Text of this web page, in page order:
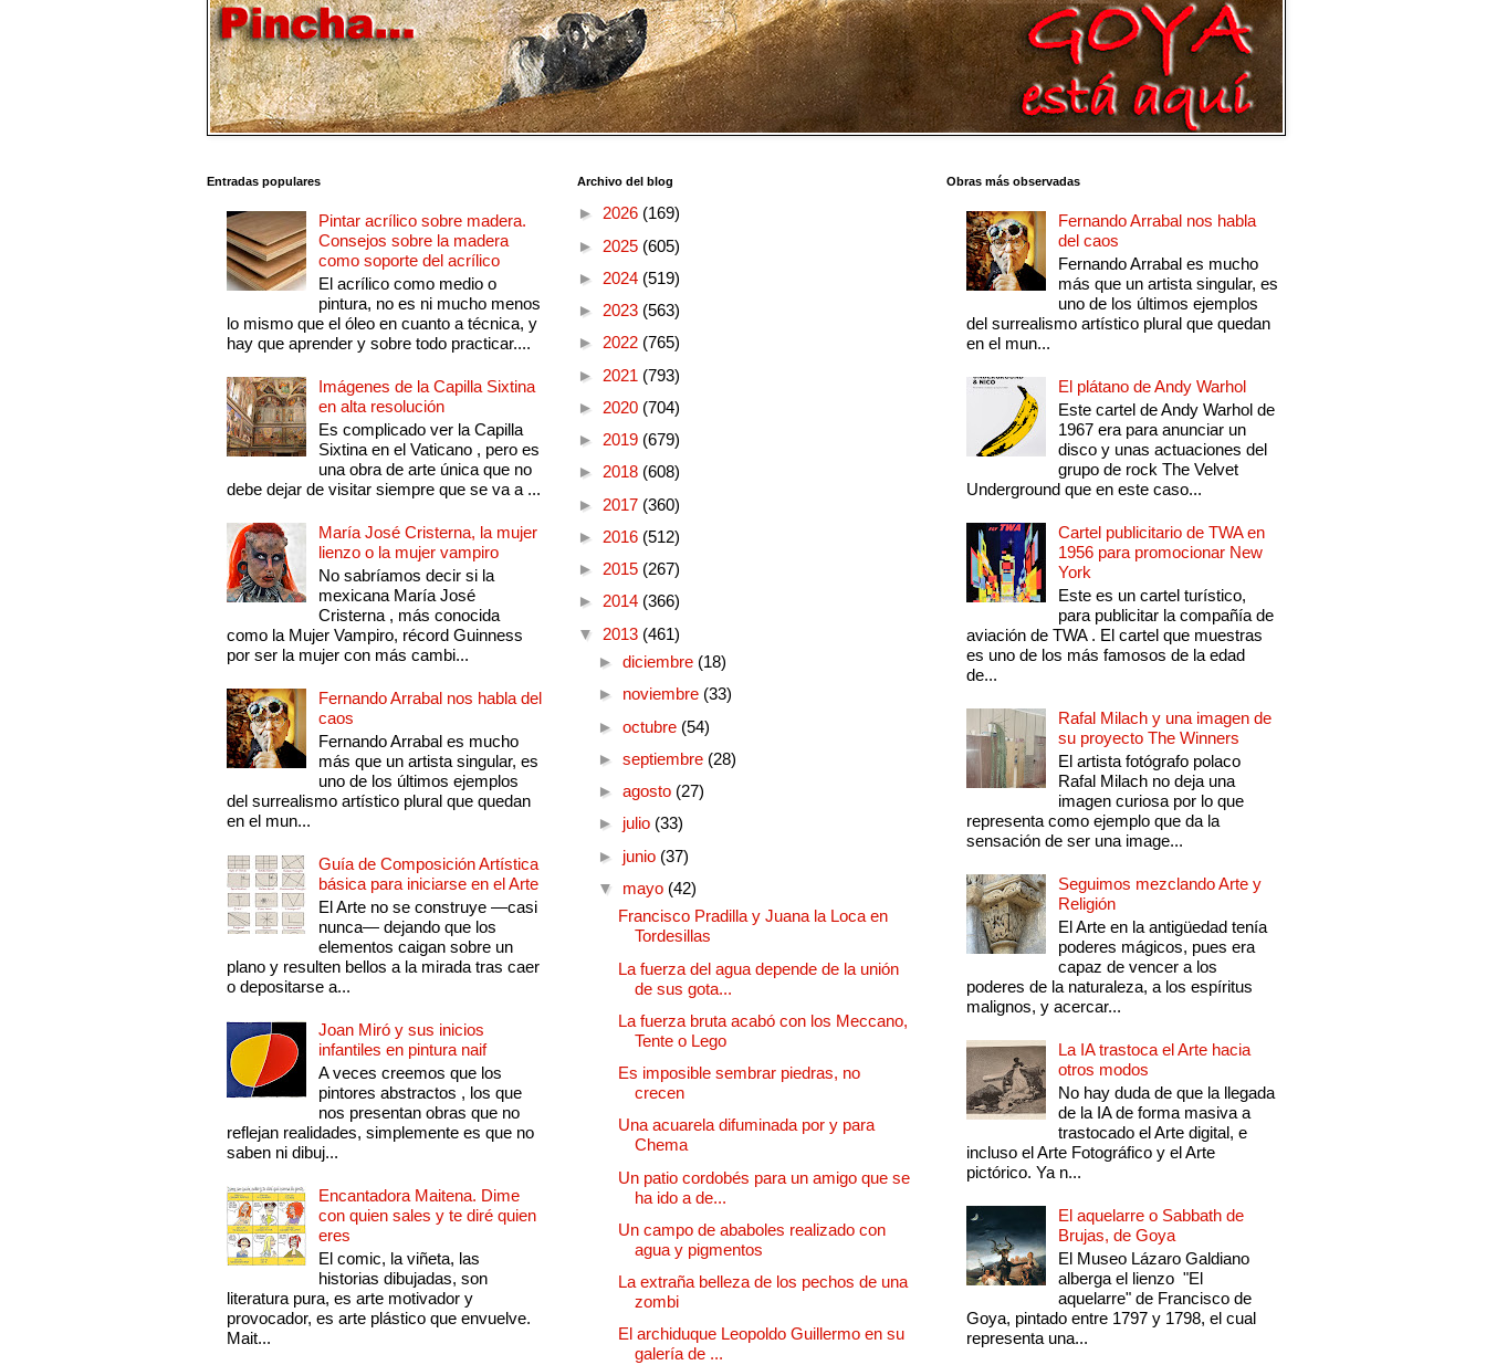
Entradas populares
Pintar acrílico sobre madera.
Consejos sobre la madera
como soporte del acrílico
El acrílico como medio o
pintura, no es ni mucho menos
lo mismo que el óleo en cuanto a técnica, y
hay que aprender y sobre todo practicar....
Imágenes de la Capilla Sixtina
en alta resolución
Es complicado ver la Capilla
Sixtina en el Vaticano , pero es
una obra de arte única que no
debe dejar de visitar siempre que se va a ...
María José Cristerna, la mujer
lienzo o la mujer vampiro
No sabríamos decir si la
mexicana María José
Cristerna , más conocida
como la Mujer Vampiro, récord Guinness
por ser la mujer con más cambi...
Fernando Arrabal nos habla del
caos
Fernando Arrabal es mucho
más que un artista singular, es
uno de los últimos ejemplos
del surrealismo artístico plural que quedan
en el mun...
Guía de Composición Artística
básica para iniciarse en el Arte
El Arte no se construye —casi
nunca— dejando que los
elementos caigan sobre un
plano y resulten bellos a la mirada tras caer
o depositarse a...
Joan Miró y sus inicios
infantiles en pintura naif
A veces creemos que los
pintores abstractos , los que
nos presentan obras que no
reflejan realidades, simplemente es que no
saben ni dibuj...
Encantadora Maitena. Dime
con quien sales y te diré quien
eres
El comic, la viñeta, las
historias dibujadas, son
literatura pura, es arte motivador y
provocador, es arte plástico que envuelve.
Mait...
Archivo del blog
► 2026 (169)
► 2025 (605)
► 2024 (519)
► 2023 (563)
► 2022 (765)
► 2021 (793)
► 2020 (704)
► 2019 (679)
► 2018 (608)
► 2017 (360)
► 2016 (512)
► 2015 (267)
► 2014 (366)
▼ 2013 (461)
► diciembre (18)
► noviembre (33)
► octubre (54)
► septiembre (28)
► agosto (27)
► julio (33)
► junio (37)
▼ mayo (42)
Francisco Pradilla y Juana la Loca en
Tordesillas
La fuerza del agua depende de la unión
de sus gota...
La fuerza bruta acabó con los Meccano,
Tente o Lego
Es imposible sembrar piedras, no
crecen
Una acuarela difuminada por y para
Chema
Un patio cordobés para un amigo que se
ha ido a de...
Un campo de ababoles realizado con
agua y pigmentos
La extraña belleza de los pechos de una
zombi
El archiduque Leopoldo Guillermo en su
galería de ...
Obras más observadas
Fernando Arrabal nos habla
del caos
Fernando Arrabal es mucho
más que un artista singular, es
uno de los últimos ejemplos
del surrealismo artístico plural que quedan
en el mun...
El plátano de Andy Warhol
Este cartel de Andy Warhol de
1967 era para anunciar un
disco y unas actuaciones del
grupo de rock The Velvet
Underground que en este caso...
Cartel publicitario de TWA en
1956 para promocionar New
York
Este es un cartel turístico,
para publicitar la compañía de
aviación de TWA . El cartel que muestras
es uno de los más famosos de la edad
de...
Rafal Milach y una imagen de
su proyecto The Winners
El artista fotógrafo polaco
Rafal Milach no deja una
imagen curiosa por lo que
representa como ejemplo que da la
sensación de ser una image...
Seguimos mezclando Arte y
Religión
El Arte en la antigüedad tenía
poderes mágicos, pues era
capaz de vencer a los
poderes de la naturaleza, a los espíritus
malignos, y acercar...
La IA trastoca el Arte hacia
otros modos
No hay duda de que la llegada
de la IA de forma masiva a
trastocado el Arte digital, e
incluso el Arte Fotográfico y el Arte
pictórico. Ya n...
El aquelarre o Sabbath de
Brujas, de Goya
El Museo Lázaro Galdiano
alberga el lienzo "El
aquelarre" de Francisco de
Goya, pintado entre 1797 y 1798, el cual
representa una...